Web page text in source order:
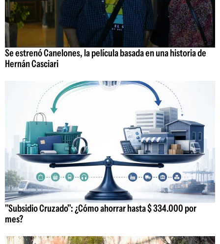
Se estrenó Canelones, la película basada en una historia de
Hernán Casciari
"Subsidio Cruzado": ¿Cómo ahorrar hasta $ 334.000 por
mes?